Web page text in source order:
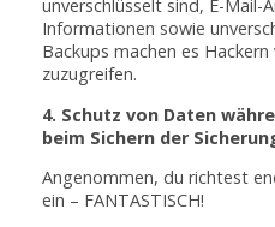
unverschlüsselt sind, E-Mail-
Informationen sowie
Backups machen es
zuzugreifen.
4. Schutz von Daten
beim Sichern der
Angenommen, du richtest
ein – FANTASTISCH!